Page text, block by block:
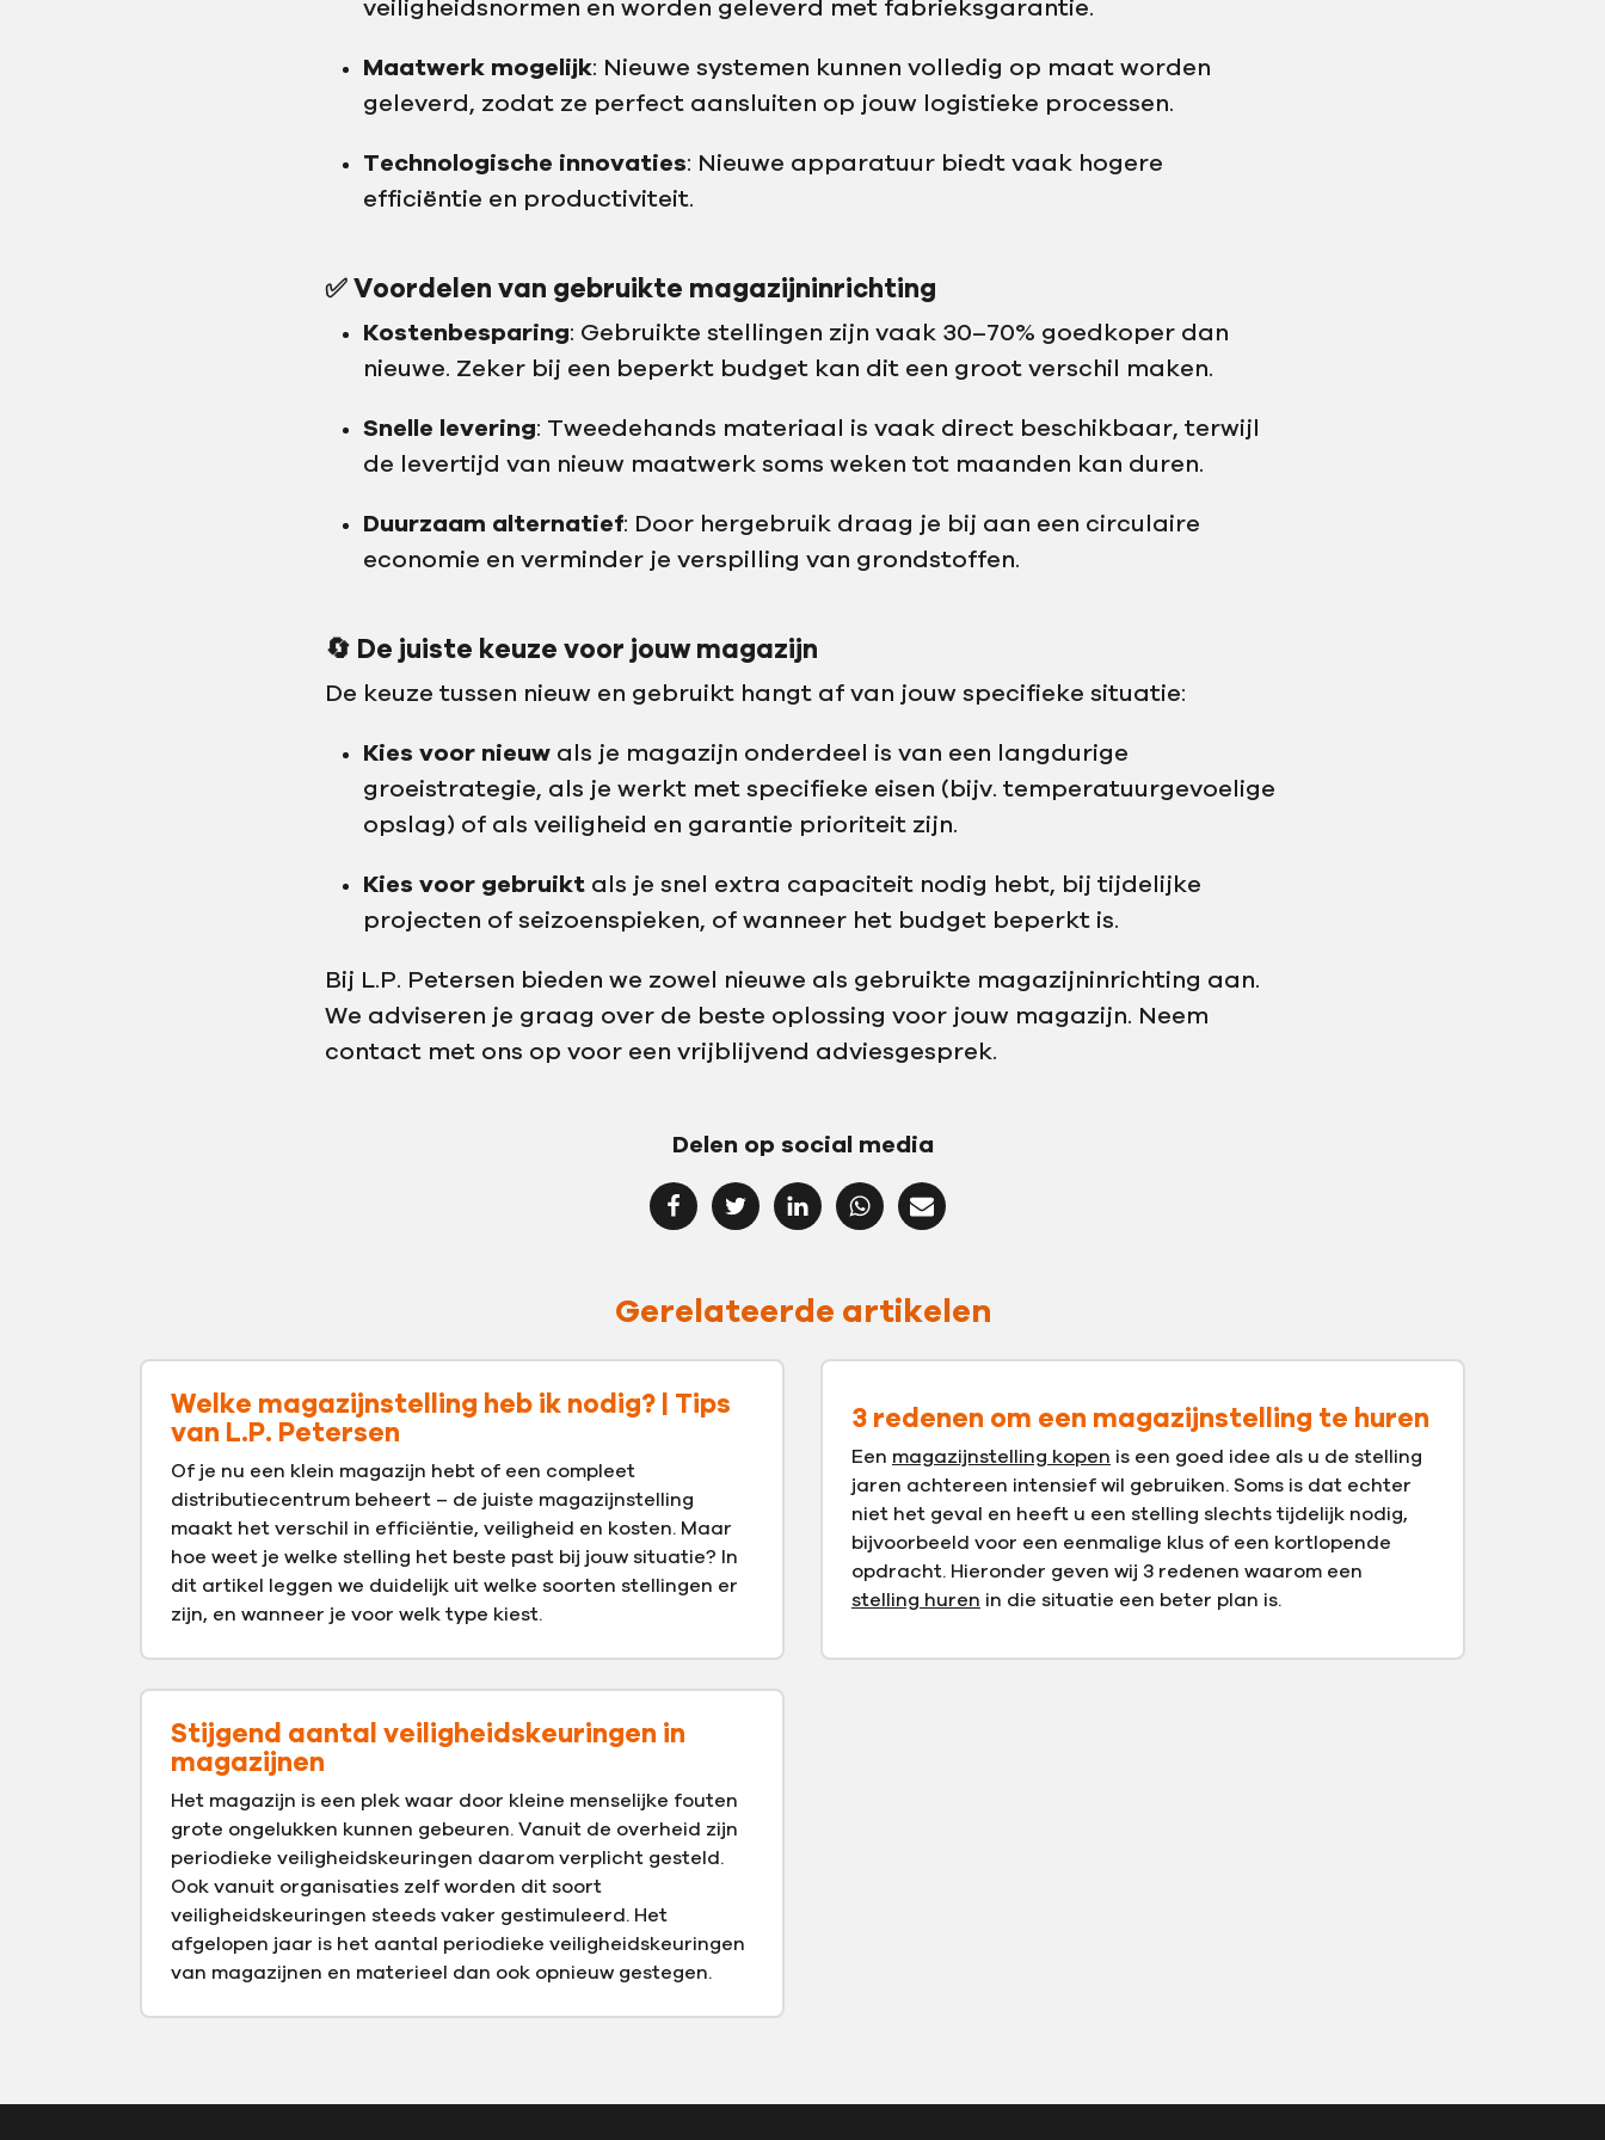
veiligheidsnormen en worden geleverd met fabrieksgarantie.
Maatwerk mogelijk: Nieuwe systemen kunnen volledig op maat worden
geleverd, zodat ze perfect aansluiten op jouw logistieke processen.
Technologische innovaties: Nieuwe apparatuur biedt vaak hogere
efficiëntie en productiviteit.
✅ Voordelen van gebruikte magazijninrichting
Kostenbesparing: Gebruikte stellingen zijn vaak 30–70% goedkoper dan
nieuwe. Zeker bij een beperkt budget kan dit een groot verschil maken.
Snelle levering: Tweedehands materiaal is vaak direct beschikbaar, terwijl
de levertijd van nieuw maatwerk soms weken tot maanden kan duren.
Duurzaam alternatief: Door hergebruik draag je bij aan een circulaire
economie en verminder je verspilling van grondstoffen.
🔄 De juiste keuze voor jouw magazijn
De keuze tussen nieuw en gebruikt hangt af van jouw specifieke situatie:
Kies voor nieuw als je magazijn onderdeel is van een langdurige
groeistrategie, als je werkt met specifieke eisen (bijv. temperatuurgevoelige
opslag) of als veiligheid en garantie prioriteit zijn.
Kies voor gebruikt als je snel extra capaciteit nodig hebt, bij tijdelijke
projecten of seizoenspieken, of wanneer het budget beperkt is.
Bij L.P. Petersen bieden we zowel nieuwe als gebruikte magazijninrichting aan.
We adviseren je graag over de beste oplossing voor jouw magazijn. Neem
contact met ons op voor een vrijblijvend adviesgesprek.
Delen op social media
Gerelateerde artikelen
Welke magazijnstelling heb ik nodig? | Tips
van L.P. Petersen
Of je nu een klein magazijn hebt of een compleet
distributiecentrum beheert – de juiste magazijnstelling
maakt het verschil in efficiëntie, veiligheid en kosten. Maar
hoe weet je welke stelling het beste past bij jouw situatie? In
dit artikel leggen we duidelijk uit welke soorten stellingen er
zijn, en wanneer je voor welk type kiest.
3 redenen om een magazijnstelling te huren
Een magazijnstelling kopen is een goed idee als u de stelling
jaren achtereen intensief wil gebruiken. Soms is dat echter
niet het geval en heeft u een stelling slechts tijdelijk nodig,
bijvoorbeeld voor een eenmalige klus of een kortlopende
opdracht. Hieronder geven wij 3 redenen waarom een
stelling huren in die situatie een beter plan is.
Stijgend aantal veiligheidskeuringen in
magazijnen
Het magazijn is een plek waar door kleine menselijke fouten
grote ongelukken kunnen gebeuren. Vanuit de overheid zijn
periodieke veiligheidskeuringen daarom verplicht gesteld.
Ook vanuit organisaties zelf worden dit soort
veiligheidskeuringen steeds vaker gestimuleerd. Het
afgelopen jaar is het aantal periodieke veiligheidskeuringen
van magazijnen en materieel dan ook opnieuw gestegen.